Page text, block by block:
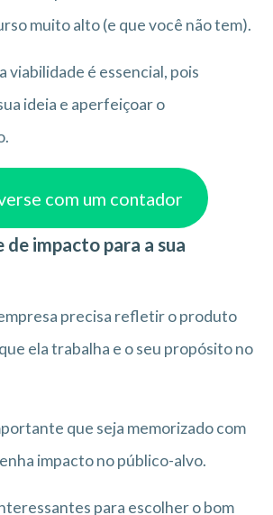
muito alto (e que você não tem).
viabilidade é essencial, pois
ideia e aperfeiçoar o
com um contador
de impacto para a sua
precisa refletir o produto
ela trabalha e o seu propósito no
que seja memorizado com
impacto no público-alvo.
para escolher o bom